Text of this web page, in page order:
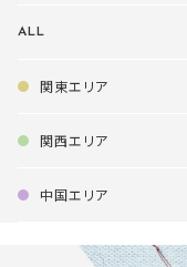
ALL
関東エリア
関西エリア
中国エリア